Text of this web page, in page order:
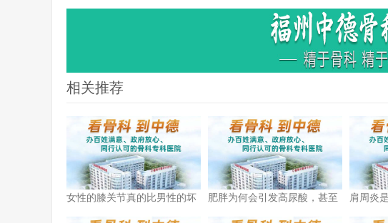
相关推荐
女性的膝关节真的比男性的坏
肥胖为何会引发高尿酸，甚至
肩周炎